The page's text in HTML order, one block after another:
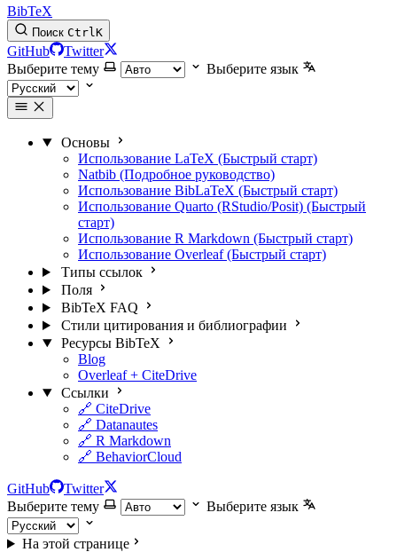
BibTeX
Поиск CtrlK
GitHub
Twitter
Выберите тему
Выберите язык
Основы
Использование LaTeX (Быстрый старт)
Natbib (Подробное руководство)
Использование BibLaTeX (Быстрый старт)
Использование Quarto (RStudio/Posit) (Быстрый
старт)
Использование R Markdown (Быстрый старт)
Использование Overleaf (Быстрый старт)
Типы ссылок
Поля
BibTeX FAQ
Стили цитирования и библиографии
Ресурсы BibTeX
Blog
Overleaf + CiteDrive
Ссылки
🔗 CiteDrive
🔗 Datanautes
🔗 R Markdown
🔗 BehaviorCloud
GitHub
Twitter
Выберите тему
Выберите язык
На этой странице